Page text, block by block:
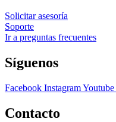
Solicitar asesoría
Soporte
Ir a preguntas frecuentes
Síguenos
Facebook InstagramYoutube
Contacto